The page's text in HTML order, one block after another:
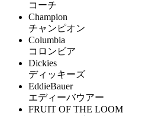
コーチ
Champion
チャンピオン
Columbia
コロンビア
Dickies
ディッキーズ
EddieBauer
エディーバウアー
FRUIT OF THE LOOM